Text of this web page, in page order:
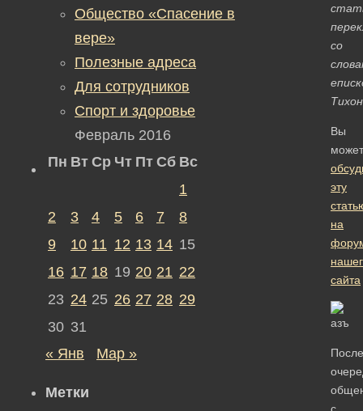
со
Вы
эту
на
сайта
После
с
Общество «Спасение в
вере»
Полезные адреса
Для сотрудников
Спорт и здоровье
Февраль 2016
Пн Вт Ср Чт Пт Сб Вс
1
2
3 4 5 6 7
8
9
10 11 12 13 14 15
16 17 18 19 20 21 22
23 24 25 26 27 28 29
30 31
« Янв
Мар »
Метки